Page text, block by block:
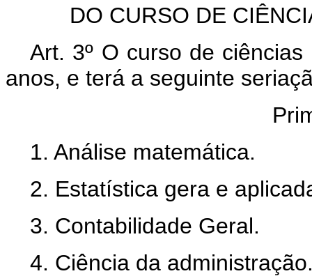
DO CURSO DE
Art. 3º O curso de
anos, e terá a seguinte
1. Análise matemática.
2. Estatística gera e
3. Contabilidade Geral.
4. Ciência da